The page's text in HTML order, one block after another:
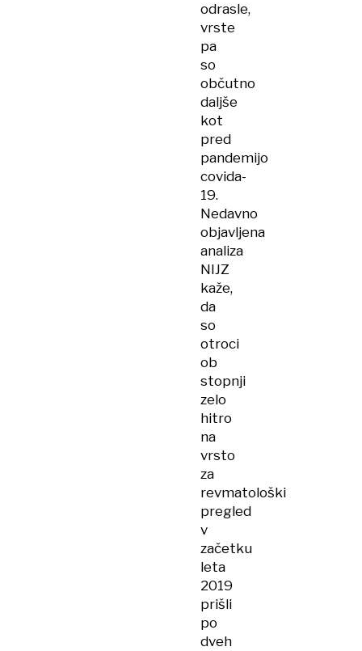
odrasle,
vrste
pa
so
občutno
daljše
kot
pred
pandemijo
covida-
19.
Nedavno
objavljena
analiza
NIJZ
kaže,
da
so
otroci
ob
stopnji
zelo
hitro
na
vrsto
za
revmatološki
pregled
v
začetku
leta
2019
prišli
po
dveh